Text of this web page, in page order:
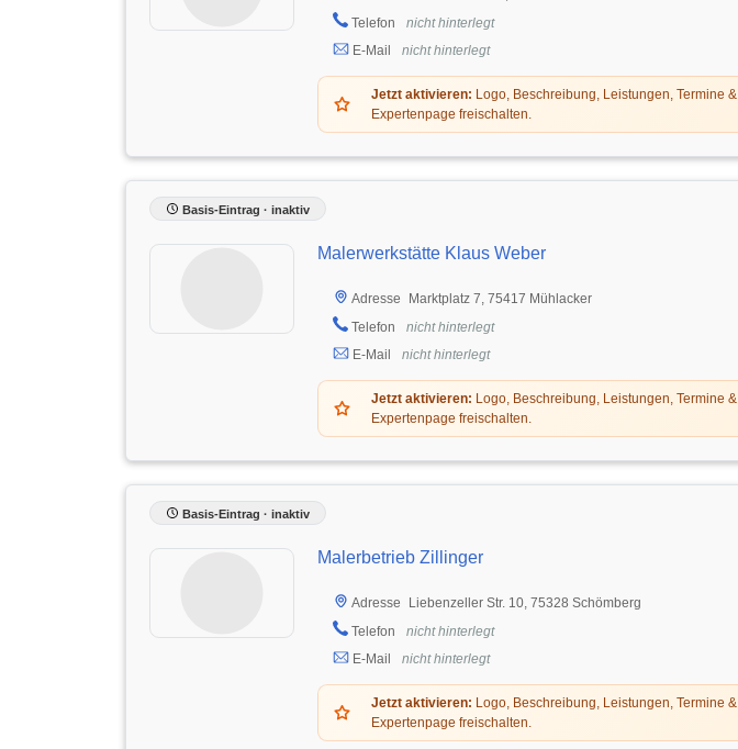
Telefon
nicht hinterlegt
E-Mail
nicht hinterlegt
Jetzt aktivieren: Logo, Beschreibung, Leistungen, Termine &
Expertenpage freischalten.
Basis-Eintrag · inaktiv
Malerwerkstätte Klaus Weber
Adresse
Marktplatz 7, 75417 Mühlacker
Telefon
nicht hinterlegt
E-Mail
nicht hinterlegt
Jetzt aktivieren: Logo, Beschreibung, Leistungen, Termine &
Expertenpage freischalten.
Basis-Eintrag · inaktiv
Malerbetrieb Zillinger
Adresse
Liebenzeller Str. 10, 75328 Schömberg
Telefon
nicht hinterlegt
E-Mail
nicht hinterlegt
Jetzt aktivieren: Logo, Beschreibung, Leistungen, Termine &
Expertenpage freischalten.